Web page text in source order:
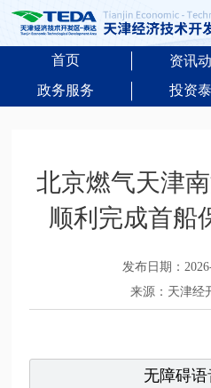
首页 资讯
政务服务
投资
北京燃气天津
顺利完成首船
发布日期：
来源：天津经
无障碍